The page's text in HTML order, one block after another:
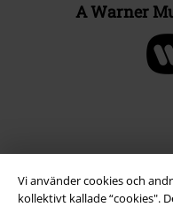
Vi använder cookies och
kollektivt kallade “cookies".
A Warner